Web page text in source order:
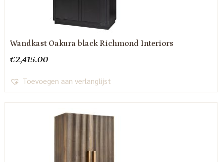
Wandkast Oakura black Richmond Interiors
€2,415.00
Toevoegen aan verlanglijst